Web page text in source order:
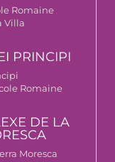
Romaine
Villa
PRINCIPI
Romaine
DE LA
Moresca